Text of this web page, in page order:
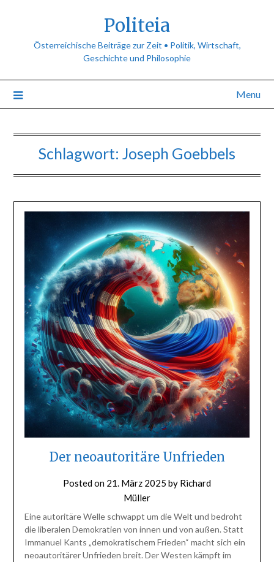
Politeia
Österreichische Beiträge zur Zeit • Politik, Wirtschaft,
Geschichte und Philosophie
Menu
Schlagwort: Joseph Goebbels
Der neoautoritäre Unfrieden
Posted on 21. März 2025 by Richard
Müller
Eine autoritäre Welle schwappt um die Welt und bedroht
die liberalen Demokratien von innen und von außen. Statt
Immanuel Kants „demokratischem Frieden“ macht sich ein
neoautoritärer Unfrieden breit. Der Westen kämpft im